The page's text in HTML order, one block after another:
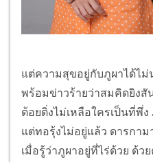
แต่ความสุขอยู่กับภูผาได้ไม่
พร้อมข่าวร้ายว่าสมคิดยิง
ต้อยติ่งไม่เหลือใครเป็นที่พึ่
แต่ทอรุ้งไม่อยู่แล้ว ดารกา
เมื่อรู้ว่าภูผาอยู่ที่ไร่ด้วย ด้